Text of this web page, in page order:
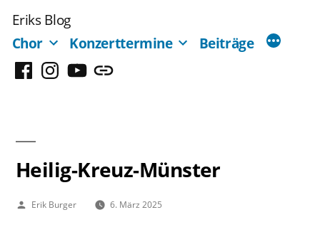
Inhalt
springen
Eriks Blog
Chor
Konzerttermine Beiträge
FacebookInstagram
YouTubeMastodon
Heilig-Kreuz-Münster
Veröffentlicht
Erik Burger 6. März 2025